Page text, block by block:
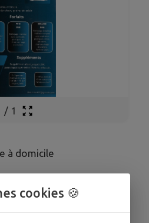
/ 1
à domicile
cookies 🍪